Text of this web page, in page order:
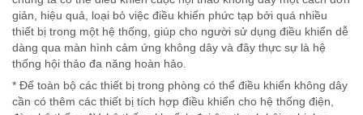
giản, hiệu quả, loại bỏ việc điều khiển phức tạp bởi quá nhiều
thiết bị trong một hệ thống, giúp cho người sử dụng điều khiển dễ
dàng qua màn hình cảm ứng không dây và đây thực sự là hệ
thống hội thảo đa năng hoàn hảo.
* Để toàn bộ các thiết bị trong phòng có thể điều khiển không dây
cần có thêm các thiết bị tích hợp điều khiển cho hệ thống điện,